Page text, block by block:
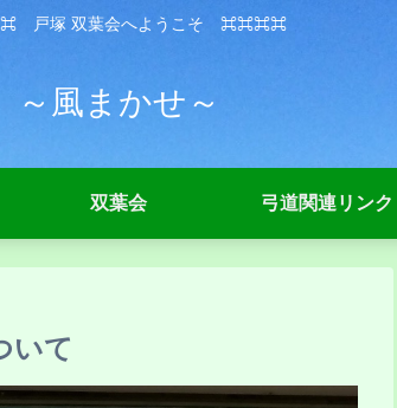
戸塚 双葉会へようこそ ⌘⌘⌘⌘
～風まかせ～
双葉会 弓道関連リンク
いて